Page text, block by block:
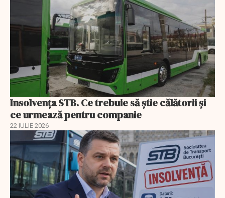
Insolvenţa STB. Ce trebuie să ştie călătorii şi
ce urmează pentru companie
22 IULIE 2026